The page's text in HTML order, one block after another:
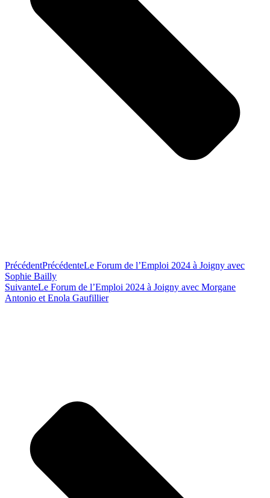
PrécédentPrécédenteLe Forum de l’Emploi 2024 à Joigny avec
Sophie Bailly
SuivanteLe Forum de l’Emploi 2024 à Joigny avec Morgane
Antonio et Enola Gaufillier